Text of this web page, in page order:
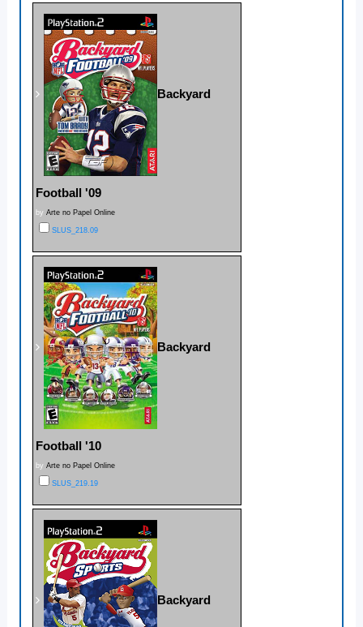
Backyard
Football '09
by Arte no Papel Online
SLUS_218.09
Backyard
Football '10
by Arte no Papel Online
SLUS_219.19
Backyard